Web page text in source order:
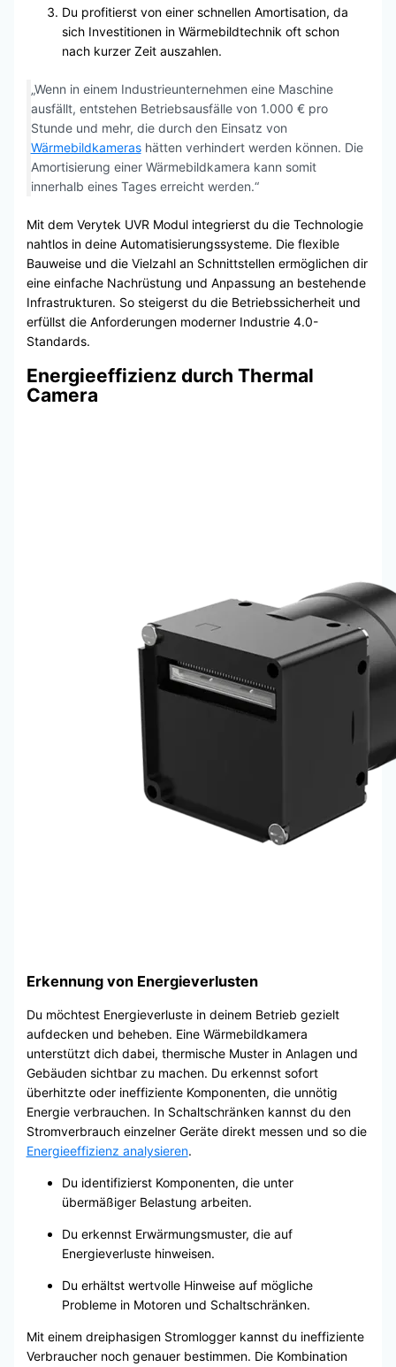
Du profitierst von einer schnellen Amortisation, da
sich Investitionen in Wärmebildtechnik oft schon
nach kurzer Zeit auszahlen.
„Wenn in einem Industrieunternehmen eine Maschine
ausfällt, entstehen Betriebsausfälle von 1.000 € pro
Stunde und mehr, die durch den Einsatz von
Wärmebildkamerashätten verhindert werden können. Die
Amortisierung einer Wärmebildkamera kann somit
innerhalb eines Tages erreicht werden.“
Mit dem Verytek UVR Modul integrierst du die Technologie
nahtlos in deine Automatisierungssysteme. Die flexible
Bauweise und die Vielzahl an Schnittstellen ermöglichen dir
eine einfache Nachrüstung und Anpassung an bestehende
Infrastrukturen. So steigerst du die Betriebssicherheit und
erfüllst die Anforderungen moderner Industrie 4.0-
Standards.
Energieeffizienz durch Thermal
Camera
Erkennung von Energieverlusten
Du möchtest Energieverluste in deinem Betrieb gezielt
aufdecken und beheben. Eine Wärmebildkamera
unterstützt dich dabei, thermische Muster in Anlagen und
Gebäuden sichtbar zu machen. Du erkennst sofort
überhitzte oder ineffiziente Komponenten, die unnötig
Energie verbrauchen. In Schaltschränken kannst du den
Stromverbrauch einzelner Geräte direkt messen und so die
Energieeffizienz analysieren.
Du identifizierst Komponenten, die unter
übermäßiger Belastung arbeiten.
Du erkennst Erwärmungsmuster, die auf
Energieverluste hinweisen.
Du erhältst wertvolle Hinweise auf mögliche
Probleme in Motoren und Schaltschränken.
Mit einem dreiphasigen Stromlogger kannst du ineffiziente
Verbraucher noch genauer bestimmen. Die Kombination